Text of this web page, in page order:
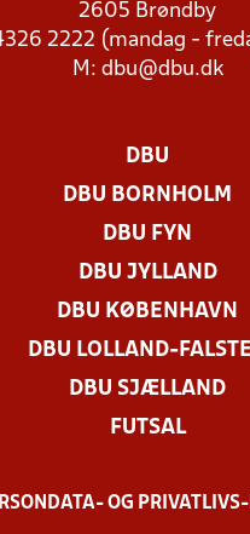
2605 Brøndby
2222 (mandag -
M: dbu@dbu.dk
DBU
DBU BORNHOLM
DBU FYN
DBU JYLLAND
DBU KØBENHAVN
DBU LOLLAND-
DBU SJÆLLAND
FUTSAL
OG